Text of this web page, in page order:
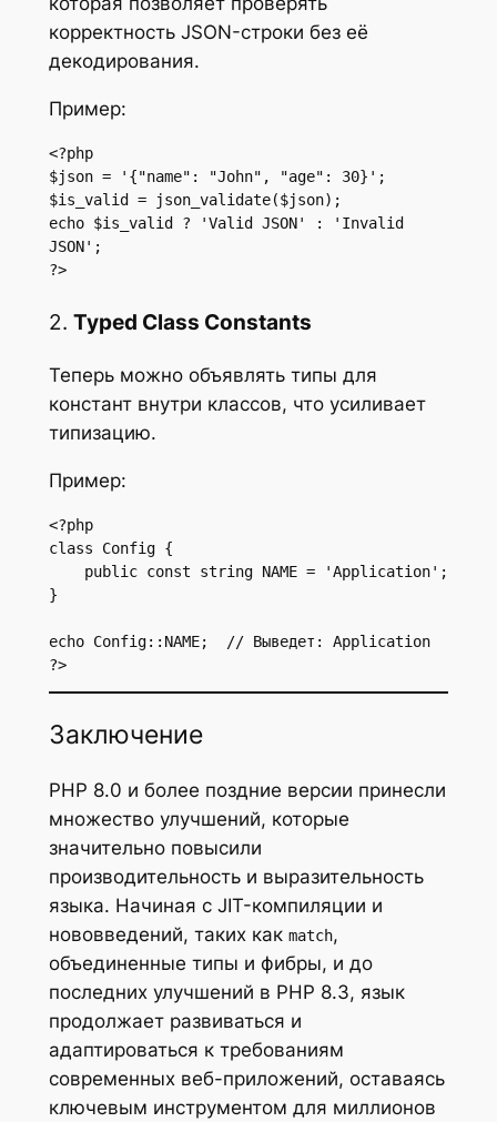
корректность JSON-строки без её
декодирования.
Пример:
<?php
$json = '{"name": "John", "age": 30}';
$is_valid = json_validate($json);
echo $is_valid ? 'Valid JSON' : 'Invalid
JSON';
?>
2. Typed Class Constants
Теперь можно объявлять типы для
констант внутри классов, что усиливает
типизацию.
Пример:
<?php
class Config {
}
echo Config::NAME;  // Выведет: Application
?>
Заключение
PHP 8.0 и более поздние версии принесли
множество улучшений, которые
значительно повысили
производительность и выразительность
языка. Начиная с JIT-компиляции и
нововведений, таких как match,
объединенные типы и фибры, и до
последних улучшений в PHP 8.3, язык
продолжает развиваться и
адаптироваться к требованиям
современных веб-приложений, оставаясь
ключевым инструментом для миллионов